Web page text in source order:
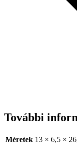
További
Méretek 13 × 6,5 ×